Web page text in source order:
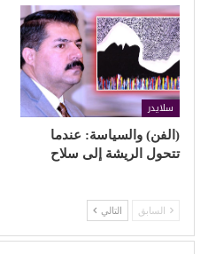
سلايدر
(الفن) والسياسة: عندما
تتحول الريشة إلى سلاح
السابق التالي